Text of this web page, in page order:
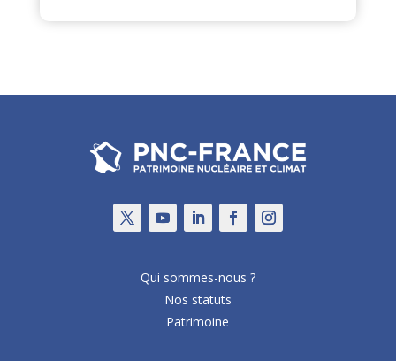
Qui sommes-nous ?
Nos statuts
Patrimoine